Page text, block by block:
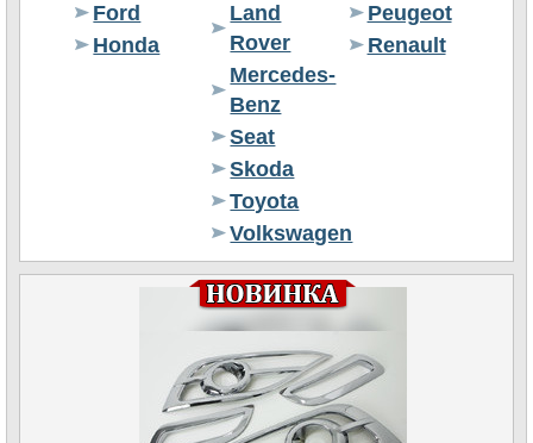
Ford
Honda
Land
Rover
Mercedes-
Benz
Peugeot
Renault
Seat
Skoda
Toyota
Volkswagen